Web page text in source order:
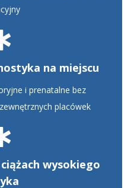
na miejscu
i prenatalne bez
placówek
wysokiego